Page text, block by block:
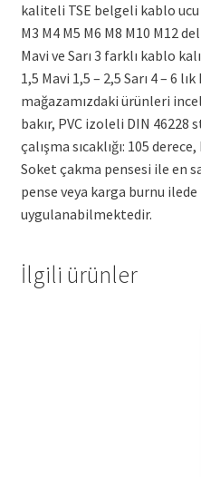
kaliteli TSE belgeli kablo
M3 M4 M5 M6 M8 M10 M12
Mavi ve Sarı 3 farklı kablo
1,5 Mavi 1,5 – 2,5 Sarı 4 – 6
mağazamızdaki ürünleri
bakır, PVC izoleli DIN 46228
çalışma sıcaklığı: 105
Soket çakma pensesi ile en
pense veya karga burnu
uygulanabilmektedir.
İlgili ürünler